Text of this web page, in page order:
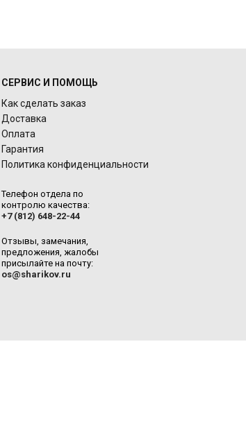
СЕРВИС И ПОМОЩЬ
Как сделать заказ
Доставка
Оплата
Гарантия
Политика конфиденциальности
Телефон отдела по
контролю качества:
+7 (812) 648-22-44
Отзывы, замечания,
предложения, жалобы
присылайте на почту:
os@sharikov.ru